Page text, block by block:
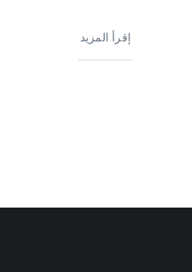
إقرأ المزيد